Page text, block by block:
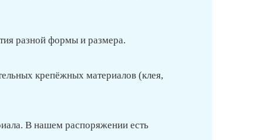
разной формы и размера.
крепёжных материалов (клея,
В нашем распоряжении есть